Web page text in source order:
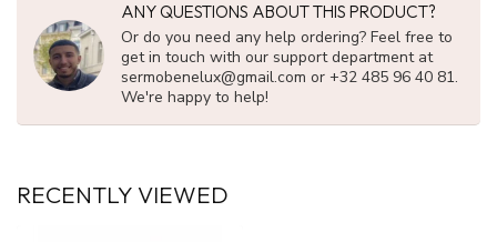
ANY QUESTIONS ABOUT THIS PRODUCT?
Or do you need any help ordering? Feel free to
get in touch with our support department at
sermobenelux@gmail.com or +32 485 96 40 81.
We're happy to help!
RECENTLY VIEWED